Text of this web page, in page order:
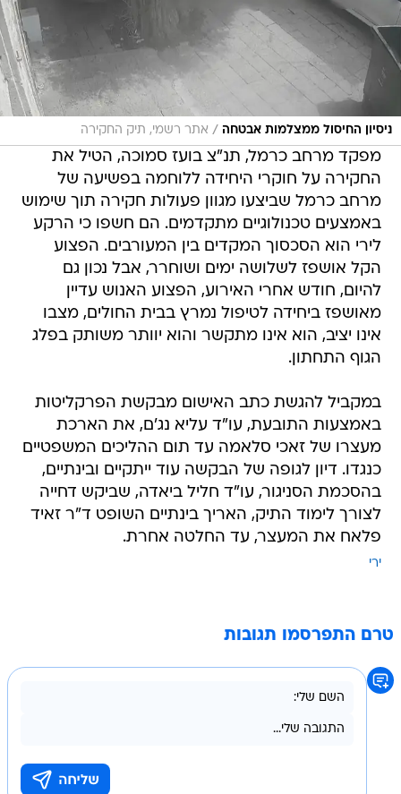
ניסיון החיסול ממצלמות אבטחה / אתר רשמי, תיק החקירה
מפקד מרחב כרמל, תנ"צ בועז סמוכה, הטיל את
החקירה על חוקרי היחידה ללוחמה בפשיעה של
מרחב כרמל שביצעו מגוון פעולות חקירה תוך שימוש
באמצעים טכנולוגיים מתקדמים. הם חשפו כי הרקע
לירי הוא הסכסוך המקדים בין המעורבים. הפצוע
הקל אושפז לשלושה ימים ושוחרר, אבל נכון גם
להיום, חודש אחרי האירוע, הפצוע האנוש עדיין
מאושפז ביחידה לטיפול נמרץ בבית החולים, מצבו
אינו יציב, הוא אינו מתקשר והוא יוותר משותק בפלג
הגוף התחתון.
במקביל להגשת כתב האישום מבקשת הפרקליטות
באמצעות התובעת, עו"ד עליא נג'ם, את הארכת
מעצרו של זאכי סלאמה עד תום ההליכים המשפטיים
כנגדו. דיון לגופה של הבקשה עוד ייתקיים ובינתיים,
בהסכמת הסניגור, עו"ד חליל ביאדה, שביקש דחייה
לצורך לימוד התיק, האריך בינתיים השופט ד"ר זאיד
פלאח את המעצר, עד החלטה אחרת.
ירי
טרם התפרסמו תגובות